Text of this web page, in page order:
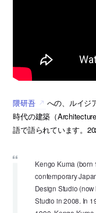
隈研吾
への、ルイジ
時代の建築（
語で語られています。
Kengo Kuma (born
contemporary
Design Studio
Studio in 2008. In